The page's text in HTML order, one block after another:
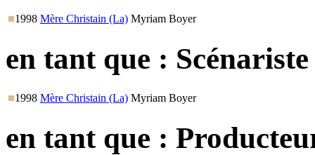
1998 Mère Christain (La) Myriam Boyer
en tant que : Scénariste
1998 Mère Christain (La) Myriam Boyer
en tant que :